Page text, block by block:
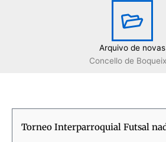
Arquivo de novas
Concello de
Torneo Interparroquial Futsal